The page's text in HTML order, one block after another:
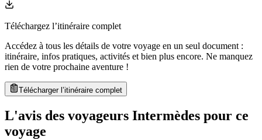
Téléchargez l’itinéraire complet
Accédez à tous les détails de votre voyage en un seul document :
itinéraire, infos pratiques, activités et bien plus encore. Ne manquez
rien de votre prochaine aventure !
Télécharger l’itinéraire complet
L'avis des voyageurs Intermèdes pour ce
voyage